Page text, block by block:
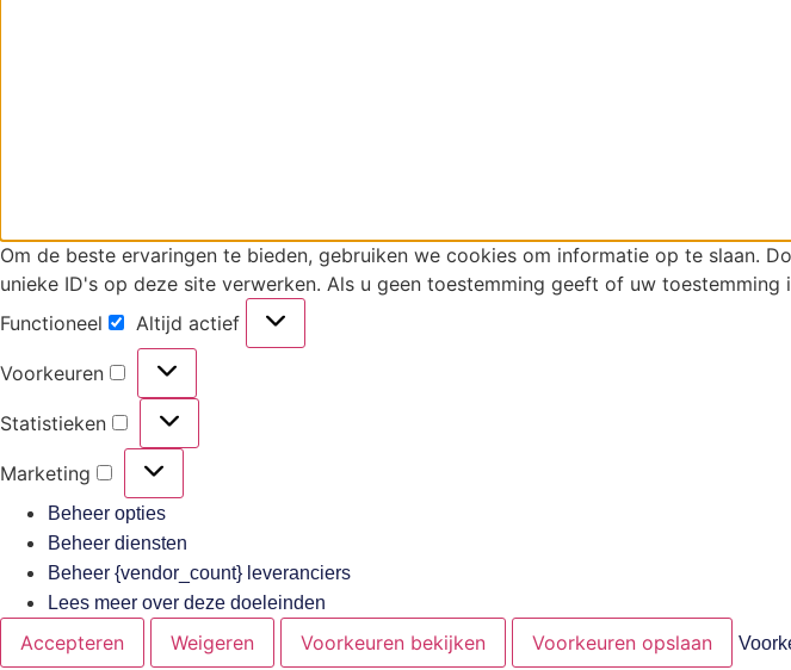
Om de beste ervaringen te bieden, gebruiken we cookies om informatie op te slaan.
unieke ID's op deze site verwerken. Als u geen toestemming geeft of uw
Functioneel
Altijd actief
Voorkeuren
Statistieken
Marketing
Beheer opties
Beheer diensten
Beheer {vendor_count} leveranciers
Lees meer over deze doeleinden
Accepteren Weigeren Voorkeuren bekijken Voorkeuren opslaan